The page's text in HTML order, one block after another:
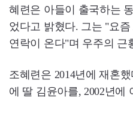
혜련은 아들이 출국하는
었다고 밝혔다. 그는 "요즘
연락이 온다"며 우주의 근
조혜련은 2014년에 재혼
에 딸 김윤아를, 2002년에